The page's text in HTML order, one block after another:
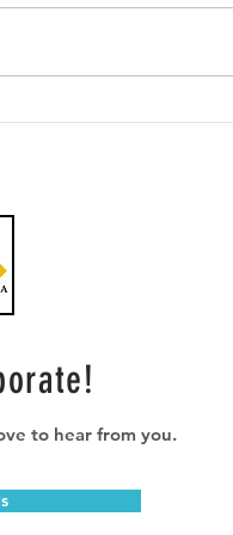
to hear from you.